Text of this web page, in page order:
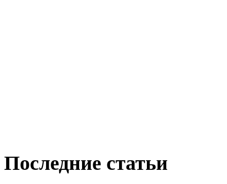
Последние статьи